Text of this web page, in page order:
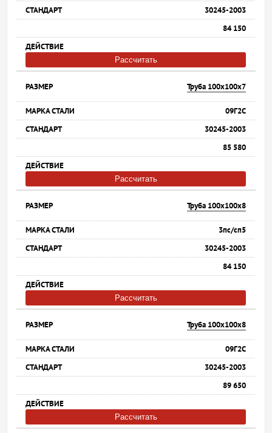
30245-2003
84 150
Рассчитать
Труба 100х100х7
09Г2С
30245-2003
85 580
Рассчитать
Труба 100х100х8
3пс/сп5
30245-2003
84 150
Рассчитать
Труба 100х100х8
09Г2С
30245-2003
89 650
Рассчитать